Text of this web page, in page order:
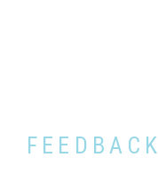
FEEDBACK